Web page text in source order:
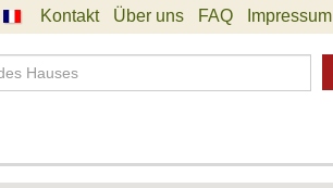
Kontakt Über uns FAQ Impressum